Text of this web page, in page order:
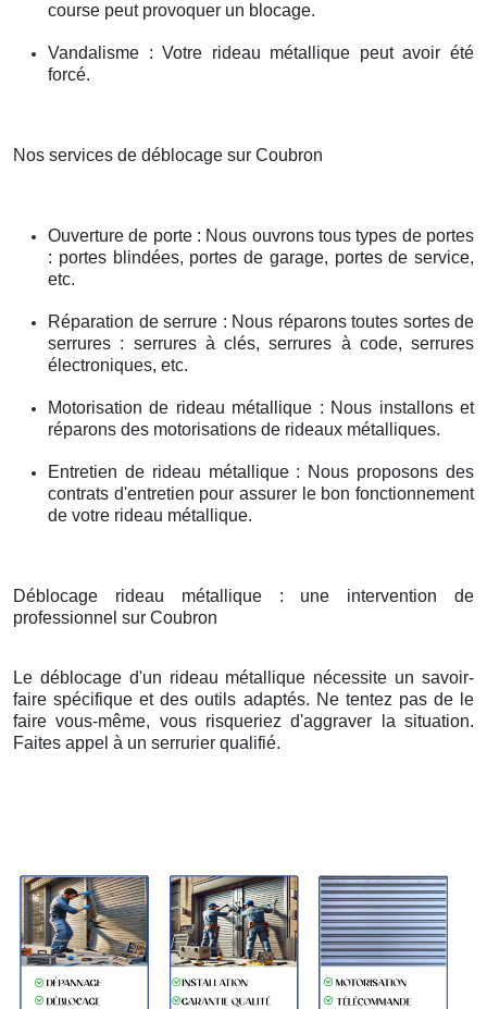
course peut provoquer un blocage.
Vandalisme : Votre rideau métallique peut avoir été
forcé.
Nos services de déblocage sur Coubron
Ouverture de porte : Nous ouvrons tous types de portes
: portes blindées, portes de garage, portes de service,
etc.
Réparation de serrure : Nous réparons toutes sortes de
serrures : serrures à clés, serrures à code, serrures
électroniques, etc.
Motorisation de rideau métallique : Nous installons et
réparons des motorisations de rideaux métalliques.
Entretien de rideau métallique : Nous proposons des
contrats d'entretien pour assurer le bon fonctionnement
de votre rideau métallique.
Déblocage rideau métallique : une intervention de
professionnel sur Coubron
Le déblocage d'un rideau métallique nécessite un savoir-
faire spécifique et des outils adaptés. Ne tentez pas de le
faire vous-même, vous risqueriez d'aggraver la situation.
Faites appel à un serrurier qualifié.